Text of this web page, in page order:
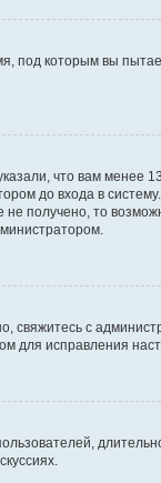
под которым вы
что вам менее
до входа в
получено, то
свяжитесь с
для исправления